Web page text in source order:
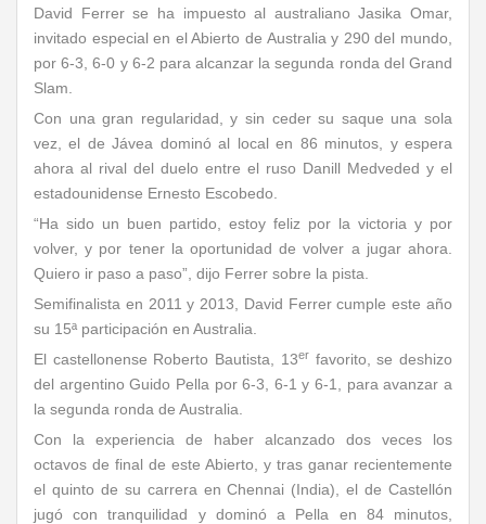
David Ferrer se ha impuesto al australiano Jasika Omar,
invitado especial en el Abierto de Australia y 290 del mundo,
por 6-3, 6-0 y 6-2 para alcanzar la segunda ronda del Grand
Slam.
Con una gran regularidad, y sin ceder su saque una sola
vez, el de Jávea dominó al local en 86 minutos, y espera
ahora al rival del duelo entre el ruso Danill Medveded y el
estadounidense Ernesto Escobedo.
“Ha sido un buen partido, estoy feliz por la victoria y por
volver, y por tener la oportunidad de volver a jugar ahora.
Quiero ir paso a paso”, dijo Ferrer sobre la pista.
Semifinalista en 2011 y 2013, David Ferrer cumple este año
su 15ª participación en Australia.
El castellonense Roberto Bautista, 13erfavorito, se deshizo
del argentino Guido Pella por 6-3, 6-1 y 6-1, para avanzar a
la segunda ronda de Australia.
Con la experiencia de haber alcanzado dos veces los
octavos de final de este Abierto, y tras ganar recientemente
el quinto de su carrera en Chennai (India), el de Castellón
jugó con tranquilidad y dominó a Pella en 84 minutos,